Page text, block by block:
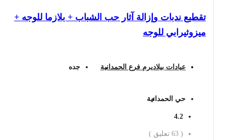
تقطيع ندبات وإزالة آثار حب الشباب + بلازما للوجه +
ميزوثيرابي للوجه
عيادات بيلاديرم فرع الحمدانية جده
حي الحمدانية
4.2
63 تعليق )